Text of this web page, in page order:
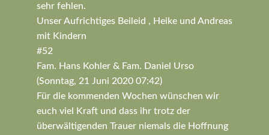
sehr fehlen.
Unser Aufrichtiges Beileid , Heike und Andreas
mit Kindern
#52
Fam. Hans Kohler & Fam. Daniel Urso
(Sonntag, 21 Juni 2020 07:42)
Für die kommenden Wochen wünschen wir
euch viel Kraft und dass ihr trotz der
überwältigenden Trauer niemals die Hoffnung